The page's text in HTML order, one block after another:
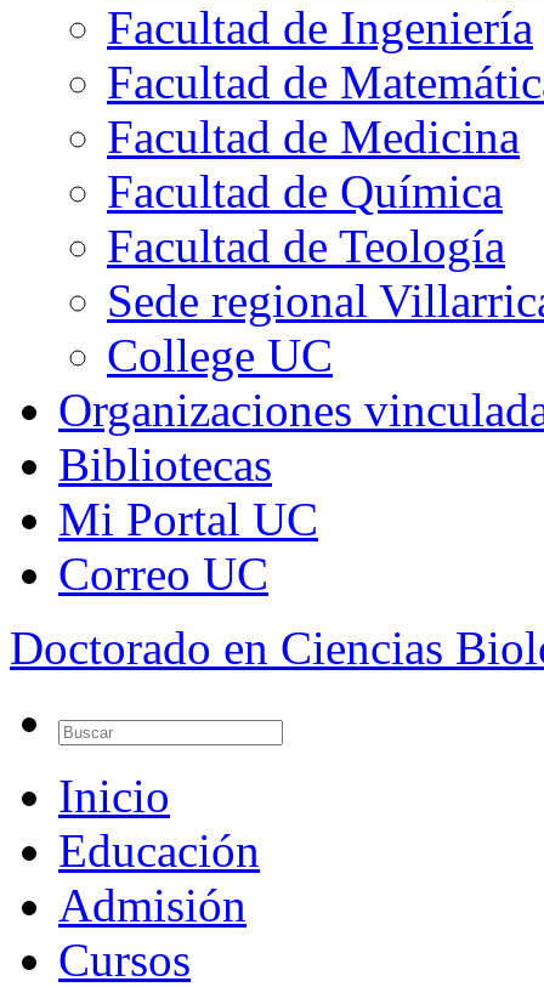
Facultad de Ingeniería
Facultad de
Facultad de Medicina
Facultad de Química
Facultad de Teología
Sede regional
College UC
Organizaciones
Bibliotecas
Mi Portal UC
Correo UC
Doctorado en Ciencias
Inicio
Educación
Admisión
Cursos